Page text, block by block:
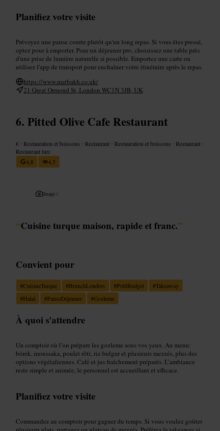
Planifiez votre visite
Prévoyez une pause courte plutôt qu'un long repas. Si vous êtes pressé,
optez pour à emporter. Pour un déjeuner pro, choisissez une table près
d'une prise de lumière naturelle si possible. Emportez une carte ou
utilisez l'app de transport pour enchaîner votre itinéraire après le repas.
https://www.matbakh.co.uk/
21 Great Ormond St, London WC1N 3JB, UK
Pitted Olive Cafe Restaurant
€ • Restauration et boissons • Restaurant • Restauration et boissons • Restaurant •
Restaurant turc
4,8
4,5
Image /
“Cuisine turque maison, rapide et franc.”
Convient pour
#CuisineTurque #BrunchLondres #PetitBudget #Takeaway
#Halal #PauseDéjeuner #Gozleme
À quoi s'attendre
Un comptoir où l’on prépare les gozleme sous vos yeux. Au menu:
börek, moussaka, poulet rôti, riz bulgur et plusieurs mezzés, plus des
options végétaliennes. Café et jus fraîchement préparés. L’ambiance
reste simple et animée, le personnel est accueillant et efficace.
Planifiez votre visite
Commandez au comptoir pour gagner du temps. Si vous voulez goûter